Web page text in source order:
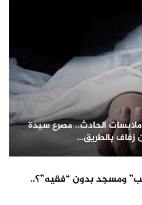
الحادث.. مصرع سيدة
زفاف بالطريق…
ومسجد بدون “فقيه”؟..